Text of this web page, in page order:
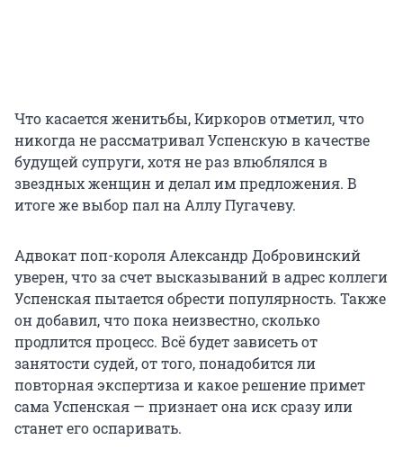
Что касается женитьбы, Киркоров отметил, что
никогда не рассматривал Успенскую в качестве
будущей супруги, хотя не раз влюблялся в
звездных женщин и делал им предложения. В
итоге же выбор пал на Аллу Пугачеву.
Адвокат поп-короля Александр Добровинский
уверен, что за счет высказываний в адрес коллеги
Успенская пытается обрести популярность. Также
он добавил, что пока неизвестно, сколько
продлится процесс. Всё будет зависеть от
занятости судей, от того, понадобится ли
повторная экспертиза и какое решение примет
сама Успенская — признает она иск сразу или
станет его оспаривать.